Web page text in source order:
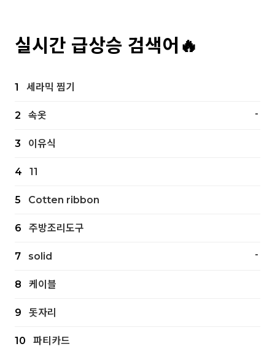
실시간 급상승 검색어🔥
1 세라믹 찜기
2 속옷 -
3 이유식
4 11
5 Cotten ribbon
6 주방조리도구
7 solid -
8 케이블
9 돗자리
10 파티카드